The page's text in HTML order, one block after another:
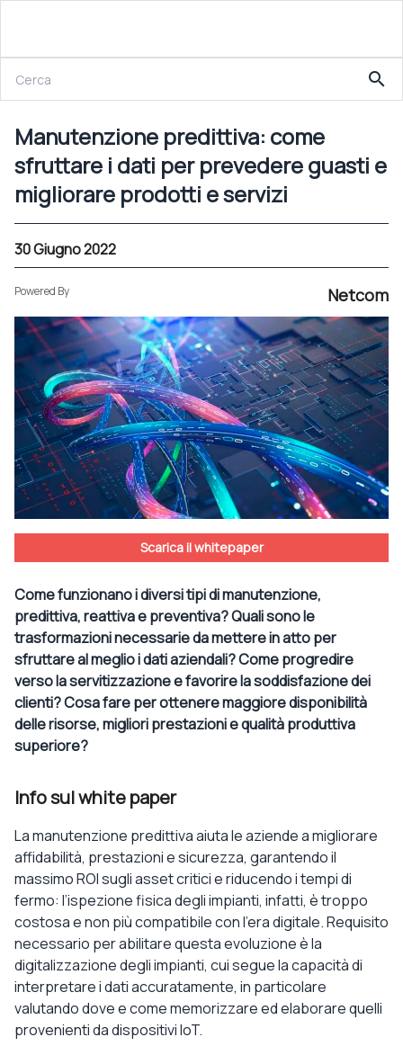
Manutenzione predittiva: come sfruttare i dati per prevedere guasti e migliorare prodotti e servizi
search
Manutenzione predittiva: come
sfruttare i dati per prevedere guasti e
migliorare prodotti e servizi
30 Giugno 2022
Powered By Netcom
Scarica il whitepaper
Come funzionano i diversi tipi di manutenzione,
predittiva, reattiva e preventiva? Quali sono le
trasformazioni necessarie da mettere in atto per
sfruttare al meglio i dati aziendali? Come progredire
verso la servitizzazione e favorire la soddisfazione dei
clienti? Cosa fare per ottenere maggiore disponibilità
delle risorse, migliori prestazioni e qualità produttiva
superiore?
Info sul white paper
La manutenzione predittiva aiuta le aziende a migliorare
affidabilità, prestazioni e sicurezza, garantendo il
massimo ROI sugli asset critici e riducendo i tempi di
fermo: l’ispezione fisica degli impianti, infatti, è troppo
costosa e non più compatibile con l’era digitale. Requisito
necessario per abilitare questa evoluzione è la
digitalizzazione degli impianti, cui segue la capacità di
interpretare i dati accuratamente, in particolare
valutando dove e come memorizzare ed elaborare quelli
provenienti da dispositivi IoT.